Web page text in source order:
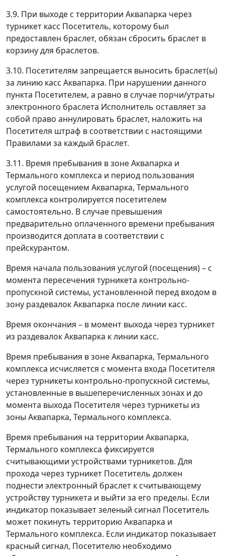
3.9. При выходе с территории Аквапарка через
турникет касс Посетитель, которому был
предоставлен браслет, обязан сбросить браслет в
корзину для браслетов.
3.10. Посетителям запрещается выносить браслет(ы)
за линию касс Аквапарка. При нарушении данного
пункта Посетителем, а равно в случае порчи/утраты
электронного браслета Исполнитель оставляет за
собой право аннулировать браслет, наложить на
Посетителя штраф в соответствии с настоящими
Правилами за каждый браслет.
3.11. Время пребывания в зоне Аквапарка и
Термального комплекса и период пользования
услугой посещением Аквапарка, Термального
комплекса контролируется посетителем
самостоятельно. В случае превышения
предварительно оплаченного времени пребывания
производится доплата в соответствии с
прейскурантом.
Время начала пользования услугой (посещения) – с
момента пересечения турникета контрольно-
пропускной системы, установленной перед входом в
зону раздевалок Аквапарка после линии касс.
Время окончания – в момент выхода через турникет
из раздевалок Аквапарка к линии касс.
Время пребывания в зоне Аквапарка, Термального
комплекса исчисляется с момента входа Посетителя
через турникеты контрольно-пропускной системы,
установленные в вышеперечисленных зонах и до
момента выхода Посетителя через турникеты из
зоны Аквапарка, Термального комплекса.
Время пребывания на территории Аквапарка,
Термального комплекса фиксируется
считывающими устройствами турникетов. Для
прохода через турникет Посетитель должен
поднести электронный браслет к считывающему
устройству турникета и выйти за его пределы. Если
индикатор показывает зеленый сигнал Посетитель
может покинуть территорию Аквапарка и
Термального комплекса. Если индикатор показывает
красный сигнал, Посетителю необходимо